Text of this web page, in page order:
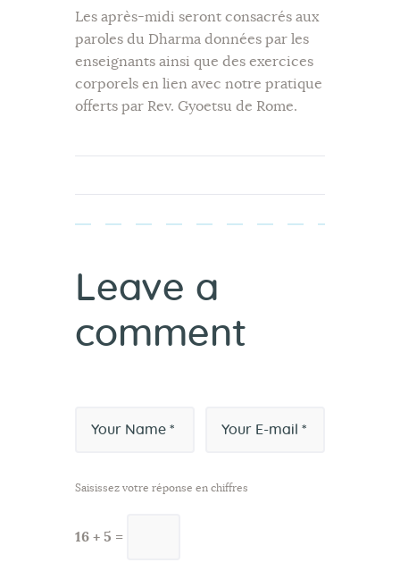
Les après-midi seront consacrés aux
paroles du Dharma données par les
enseignants ainsi que des exercices
corporels en lien avec notre pratique
offerts par Rev. Gyoetsu de Rome.
Leave a
comment
Saisissez votre réponse en chiffres
16 + 5 =